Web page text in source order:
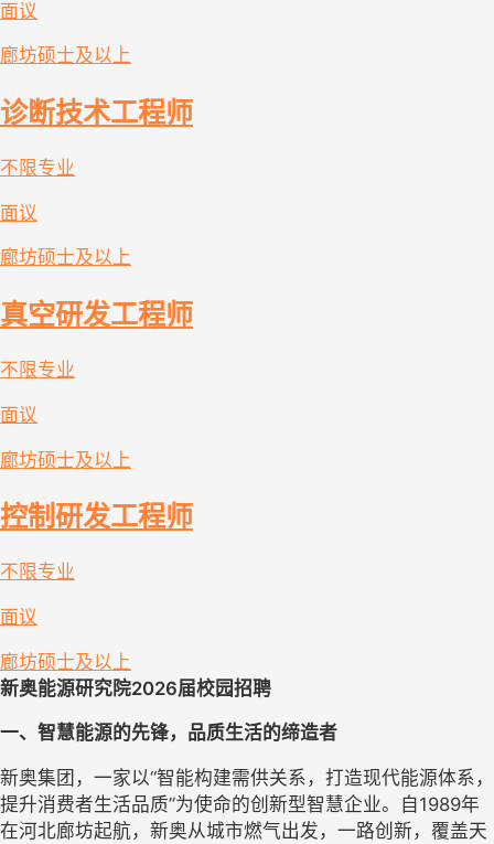
面议
廊坊硕士及以上
诊断技术工程师
不限专业
面议
廊坊硕士及以上
真空研发工程师
不限专业
面议
廊坊硕士及以上
控制研发工程师
不限专业
面议
廊坊硕士及以上
新奥能源研究院2026届校园招聘
一、 智慧能源的先锋，品质生活的缔造者
新奥集团，一家以“智能构建需供关系，打造现代能源体系，
提升消费者生活品质”为使命的创新型智慧企业。自1989年
在河北廊坊起航，新奥从城市燃气出发，一路创新，覆盖天